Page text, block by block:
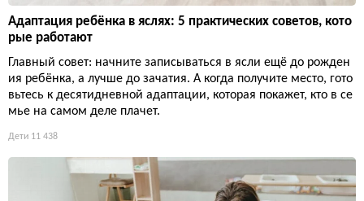
Адаптация ребёнка в яслях: 5 практических советов, кото
рые работают
Главный совет: начните записываться в ясли ещё до рожден
ия ребёнка, а лучше до зачатия. А когда получите место, гото
вьтесь к десятидневной адаптации, которая покажет, кто в се
мье на самом деле плачет.
Дети 11 438